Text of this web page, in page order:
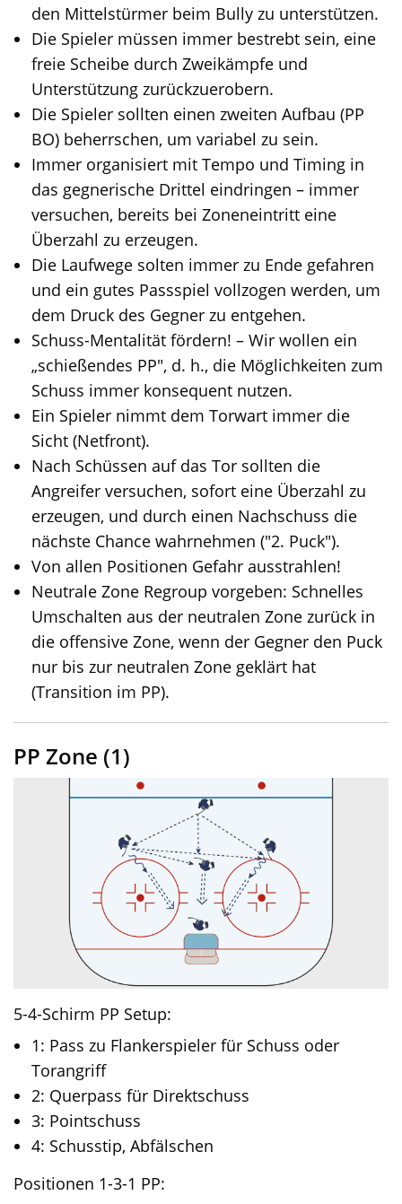
den Mittelstürmer beim Bully zu unterstützen.
Die Spieler müssen immer bestrebt sein, eine
freie Scheibe durch Zweikämpfe und
Unterstützung zurückzuerobern.
Die Spieler sollten einen zweiten Aufbau (PP
BO) beherrschen, um variabel zu sein.
Immer organisiert mit Tempo und Timing in
das gegnerische Drittel eindringen – immer
versuchen, bereits bei Zoneneintritt eine
Überzahl zu erzeugen.
Die Laufwege solten immer zu Ende gefahren
und ein gutes Passspiel vollzogen werden, um
dem Druck des Gegner zu entgehen.
Schuss-Mentalität fördern! – Wir wollen ein
„schießendes PP", d. h., die Möglichkeiten zum
Schuss immer konsequent nutzen.
Ein Spieler nimmt dem Torwart immer die
Sicht (Netfront).
Nach Schüssen auf das Tor sollten die
Angreifer versuchen, sofort eine Überzahl zu
erzeugen, und durch einen Nachschuss die
nächste Chance wahrnehmen ("2. Puck").
Von allen Positionen Gefahr ausstrahlen!
Neutrale Zone Regroup vorgeben: Schnelles
Umschalten aus der neutralen Zone zurück in
die offensive Zone, wenn der Gegner den Puck
nur bis zur neutralen Zone geklärt hat
(Transition im PP).
PP Zone (1)
5-4-Schirm PP Setup:
1: Pass zu Flankerspieler für Schuss oder
Torangriff
2: Querpass für Direktschuss
3: Pointschuss
4: Schusstip, Abfälschen
Positionen 1-3-1 PP: